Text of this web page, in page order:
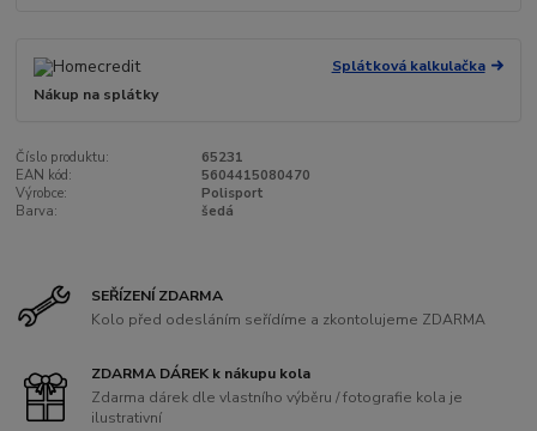
Splátková kalkulačka
Nákup na splátky
Číslo produktu:
65231
EAN kód:
5604415080470
Výrobce:
Polisport
Barva:
šedá
SEŘÍZENÍ ZDARMA
Kolo před odesláním seřídíme a zkontolujeme ZDARMA
ZDARMA DÁREK k nákupu kola
Zdarma dárek dle vlastního výběru / fotografie kola je
ilustrativní